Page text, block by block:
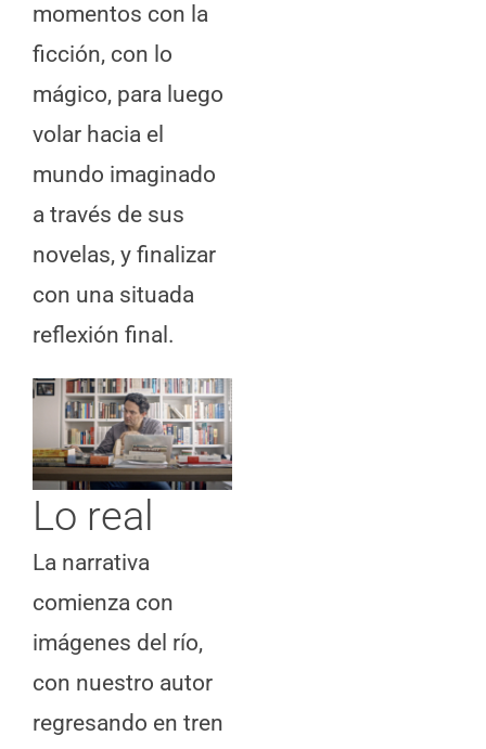
momentos con la
ficción, con lo
mágico, para luego
volar hacia el
mundo imaginado
a través de sus
novelas, y finalizar
con una situada
reflexión final.
Lo real
La narrativa
comienza con
imágenes del río,
con nuestro autor
regresando en tren